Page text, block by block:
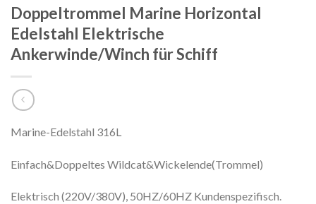
Doppeltrommel Marine Horizontal
Edelstahl Elektrische
Ankerwinde/Winch für Schiff
Marine-Edelstahl 316L
Einfach&Doppeltes Wildcat&Wickelende(Trommel)
Elektrisch (220V/380V), 50HZ/60HZ Kundenspezifisch.